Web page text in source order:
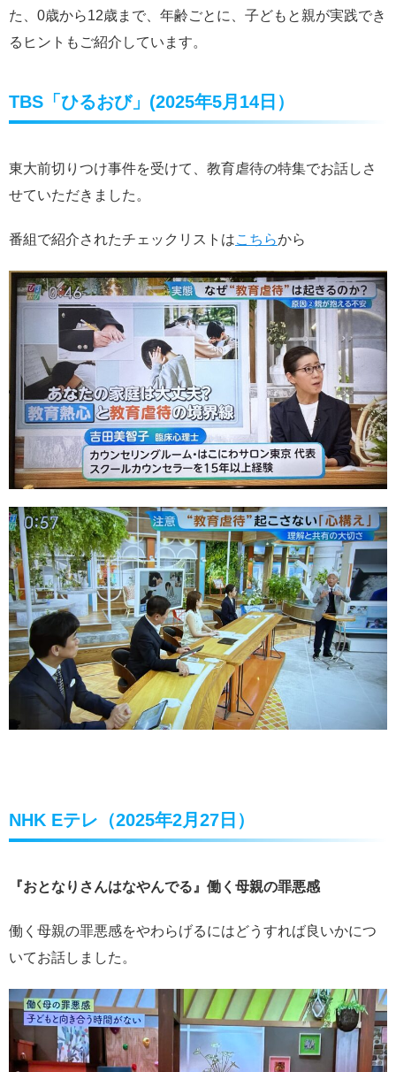
た、0歳から12歳まで、年齢ごとに、子どもと親が実践でき
るヒントもご紹介しています。
TBS「ひるおび」(2025年5月14日）
東大前切りつけ事件を受けて、教育虐待の特集でお話しさ
せていただきました。
番組で紹介されたチェックリストはこちらから
NHK Eテレ（2025年2月27日）
『おとなりさんはなやんでる』働く母親の罪悪感
働く母親の罪悪感をやわらげるにはどうすれば良いかにつ
いてお話しました。